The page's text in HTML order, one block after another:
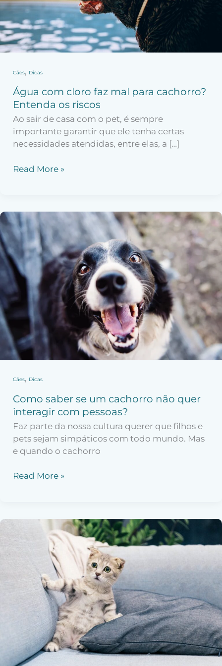
Cães, Dicas
Água com cloro faz mal para cachorro?
Entenda os riscos
Ao sair de casa com o pet, é sempre
importante garantir que ele tenha certas
necessidades atendidas, entre elas, a […]
os
riscos
Read More »
Cães, Dicas
Como saber se um cachorro não quer
interagir com pessoas?
Faz parte da nossa cultura querer que filhos e
pets sejam simpáticos com todo mundo. Mas
e quando o cachorro
Como
saber
se
um
cachorro
não
quer
interagir
com
pessoas?
Read More »
remédio